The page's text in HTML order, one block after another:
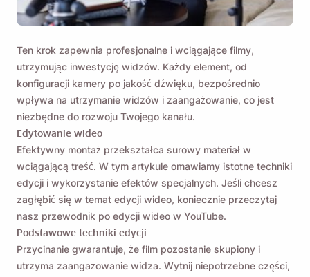
Ten krok zapewnia profesjonalne i wciągające filmy,
utrzymując inwestycję widzów. Każdy element, od
konfiguracji kamery po jakość dźwięku, bezpośrednio
wpływa na utrzymanie widzów i zaangażowanie, co jest
niezbędne do rozwoju Twojego kanału.
Edytowanie wideo
Efektywny montaż przekształca surowy materiał w
wciągającą treść. W tym artykule omawiamy istotne techniki
edycji i wykorzystanie efektów specjalnych. Jeśli chcesz
zagłębić się w temat edycji wideo, koniecznie przeczytaj
nasz przewodnik po edycji wideo w YouTube.
Podstawowe techniki edycji
Przycinanie gwarantuje, że film pozostanie skupiony i
utrzyma zaangażowanie widza. Wytnij niepotrzebne części,